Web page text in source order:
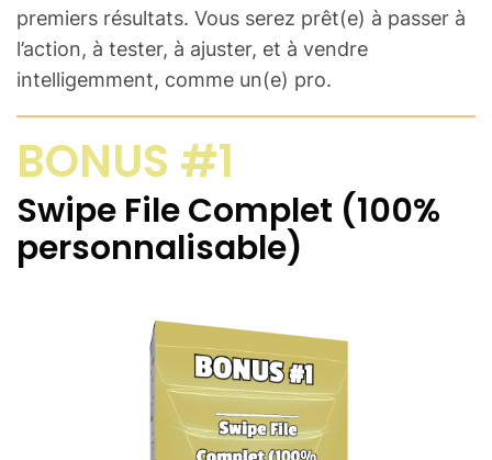
premiers résultats. Vous serez prêt(e) à passer à
l’action, à tester, à ajuster, et à vendre
intelligemment, comme un(e) pro.
BONUS #1
Swipe File Complet (100%
personnalisable)